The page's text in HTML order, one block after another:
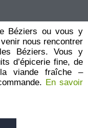
Béziers ou vous y
nous rencontrer
Béziers. Vous y
d’épicerie fine, de
viande fraîche –
En savoir